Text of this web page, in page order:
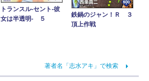
トランスル‐セント‐彼
女は半透明‐ ５
鉄鍋のジャン！Ｒ ３
頂上作戦
著者名「志水アキ」で検索